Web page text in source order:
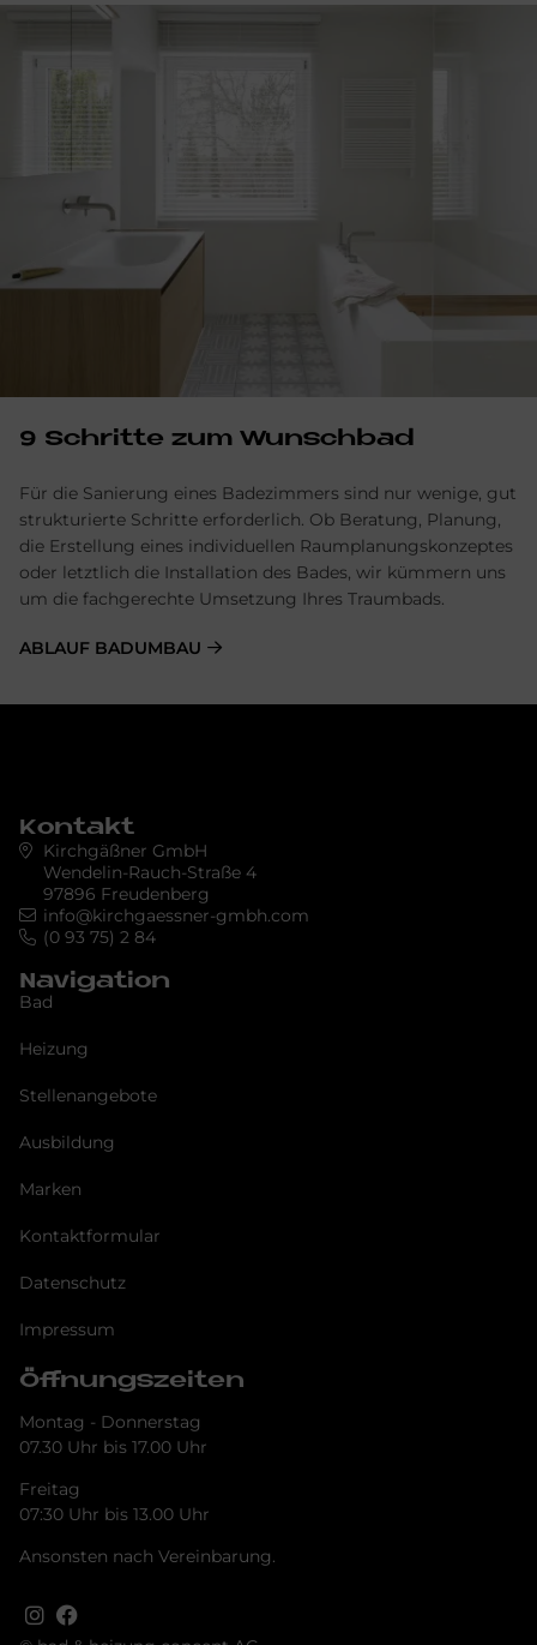
9 Schritte zum Wunschbad
Für die Sanierung eines Badezimmers sind nur wenige, gut
strukturierte Schritte erforderlich. Ob Beratung, Planung,
die Erstellung eines individuellen Raumplanungskonzeptes
oder letztlich die Installation des Bades, wir kümmern uns
um die fachgerechte Umsetzung Ihres Traumbads.
ABLAUF BADUMBAU
Kontakt
Kirchgäßner GmbH
Wendelin-Rauch-Straße 4
97896 Freudenberg
info@kirchgaessner-gmbh.com
(0 93 75) 2 84
Navigation
Bad
Heizung
Stellenangebote
Ausbildung
Marken
Kontaktformular
Datenschutz
Impressum
Öffnungszeiten
Montag - Donnerstag
07.30 Uhr bis 17.00 Uhr
Freitag
07:30 Uhr bis 13.00 Uhr
Ansonsten nach Vereinbarung.